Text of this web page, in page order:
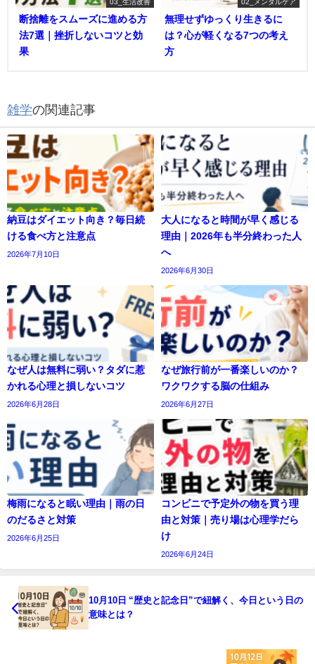
03_生活改善
断捨離をスムーズに進める方
法7選｜挫折しないコツと効
果
02_メンタルケア
無理せずゆっくり生きるに
は？心が軽くなる7つの考え
方
雑学の関連記事
納豆はダイエット向き？毎日続
ける食べ方と注意点
2026年7月10日
大人になると時間が早く感じる
理由｜2026年も半分終わった人
へ
2026年6月30日
なぜ人は無料に弱い？タダに惹
かれる心理と損しないコツ
2026年6月28日
なぜ旅行前が一番楽しいのか？
ワクワクする脳の仕組み
2026年6月27日
梅雨になると眠い理由｜雨の日
のだるさと対策
2026年6月25日
コンビニで予定外の物を買う理
由と対策｜売り場は心理学だら
け
2026年6月24日
10月10日 “歴史と記念日”で紐解く、今日という日の
意味とは？